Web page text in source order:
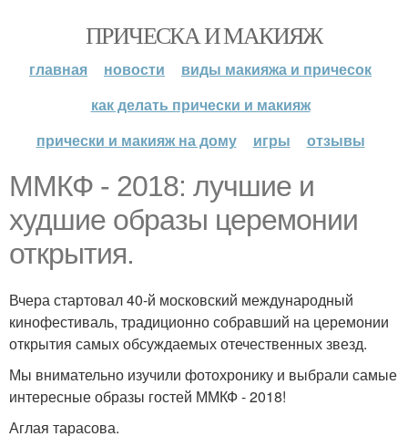
ПРИЧЕСКА И МАКИЯЖ
главная новости
виды макияжа и причесок
как делать прически и макияж
прически и макияж на дому
игры отзывы
ММКФ - 2018: лучшие и
худшие образы церемонии
открытия.
Вчера стартовал 40-й московский международный
кинофестиваль, традиционно собравший на церемонии
открытия самых обсуждаемых отечественных звезд.
Мы внимательно изучили фотохронику и выбрали самые
интересные образы гостей ММКФ - 2018!
Аглая тарасова.